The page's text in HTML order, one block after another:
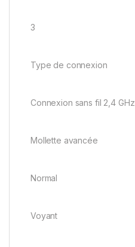
3
Type de connexion
Connexion sans fil 2,4 GHz
Mollette avancée
Normal
Voyant